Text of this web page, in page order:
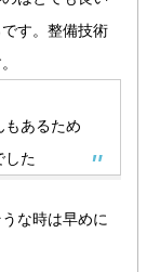
す。整備技術
もあるため
した
な時は早めに